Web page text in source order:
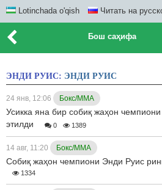
Lotinchada o'qish Читать на
Бош саҳифа
ЭНДИ РУИС: ЭНДИ РУИС
24 янв, 12:06 Бокс/ММА
Усикка яна бир собиқ жаҳон
этилди
0 1389
14 авг, 11:20 Бокс/ММА
Собиқ жаҳон чемпиони Энди Руис
1334